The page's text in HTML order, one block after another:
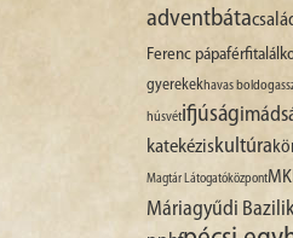
adventbáta
Ferenc pápa
gyerekekhavas
húsvétifjúság
katekéziskultúra
Magtár Látogatóközpont
Máriagyűdi